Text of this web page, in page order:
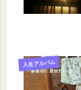
人生アルバム